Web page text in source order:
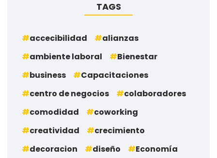
TAGS
accecibilidad
alianzas
ambiente laboral
Bienestar
business
Capacitaciones
centro de negocios
colaboradores
comodidad
coworking
creatividad
crecimiento
decoracion
diseño
Economía